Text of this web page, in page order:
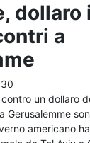
dollaro
a
contro un dollaro
Gerusalemme
americano